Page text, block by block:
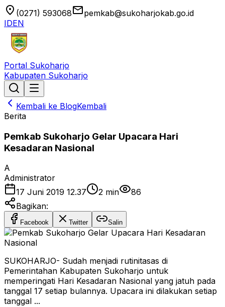
location_on (0271) 593068emailpemkab@sukoharjokab.go.id
IDEN
Portal Sukoharjo
Kabupaten Sukoharjo
Kembali ke BlogKembali
Berita
Pemkab Sukoharjo Gelar Upacara Hari
Kesadaran Nasional
A
Administrator
17 Juni 2019 12.37
2 min
86
Bagikan:
Facebook Twitter Salin
SUKOHARJO- Sudah menjadi rutinitasas di
Pemerintahan Kabupaten Sukoharjo untuk
memperingati Hari Kesadaran Nasional yang jatuh pada
tanggal 17 setiap bulannya. Upacara ini dilakukan setiap
tanggal ...